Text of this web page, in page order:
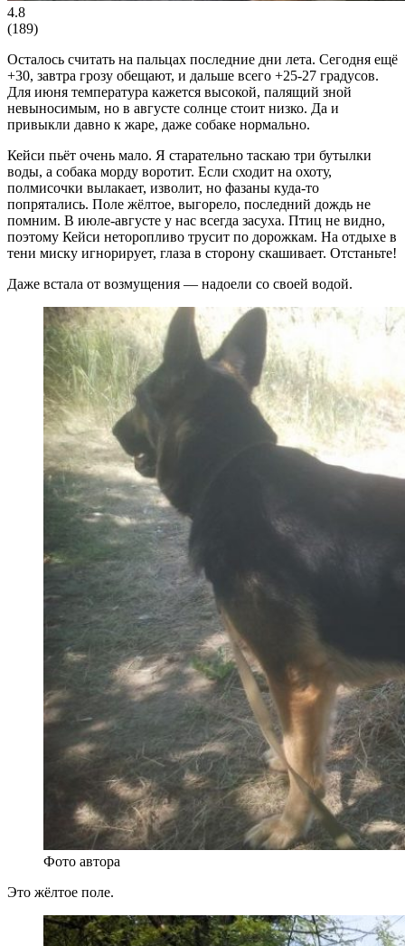
4.8
(189)
Осталось считать на пальцах последние дни лета. Сегодня ещё
+30, завтра грозу обещают, и дальше всего +25-27 градусов.
Для июня температура кажется высокой, палящий зной
невыносимым, но в августе солнце стоит низко. Да и
привыкли давно к жаре, даже собаке нормально.
Кейси пьёт очень мало. Я старательно таскаю три бутылки
воды, а собака морду воротит. Если сходит на охоту,
полмисочки вылакает, изволит, но фазаны куда-то
попрятались. Поле жёлтое, выгорело, последний дождь не
помним. В июле-августе у нас всегда засуха. Птиц не видно,
поэтому Кейси неторопливо трусит по дорожкам. На отдыхе в
тени миску игнорирует, глаза в сторону скашивает. Отстаньте!
Даже встала от возмущения — надоели со своей водой.
Фото автора
Это жёлтое поле.